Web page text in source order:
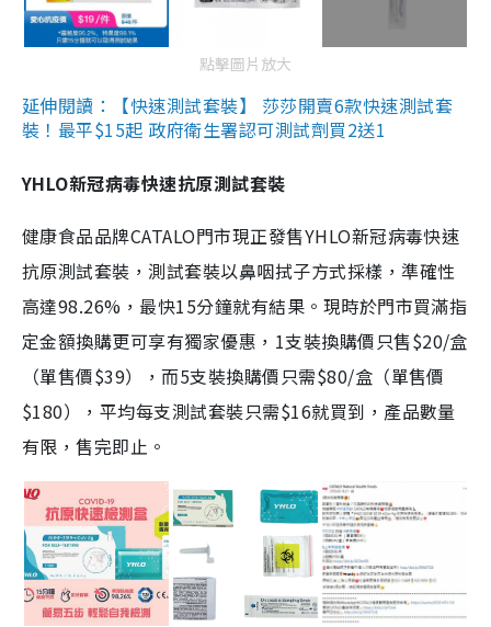
點擊圖片放大
延伸閱讀：【快速測試套裝】 莎莎開賣6款快速測試套
裝！最平$15起 政府衛生署認可測試劑買2送1
YHLO新冠病毒快速抗原測試套裝
健康食品品牌CATALO門市現正發售YHLO新冠病毒快速
抗原測試套裝，測試套裝以鼻咽拭子方式採樣，準確性
高達98.26%，最快15分鐘就有結果。現時於門市買滿指
定金額換購更可享有獨家優惠，1支裝換購價只售$20/盒
（單售價$39），而5支裝換購價只需$80/盒（單售價
$180），平均每支測試套裝只需$16就買到，產品數量
有限，售完即止。